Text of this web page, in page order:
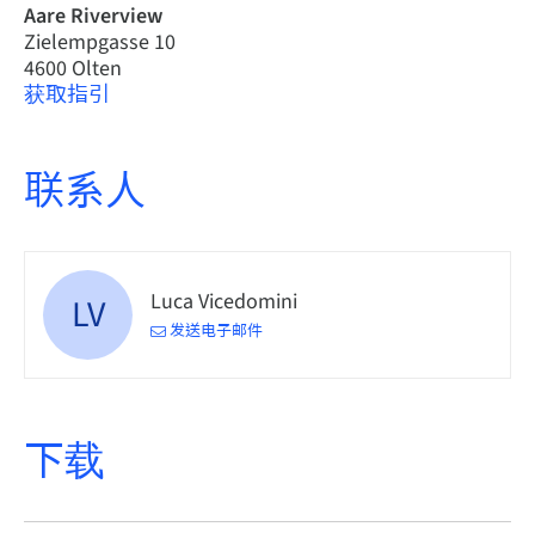
Aare Riverview
Zielempgasse 10
4600 Olten
获取指引
联系人
LV Luca Vicedomini
发送电子邮件
下载